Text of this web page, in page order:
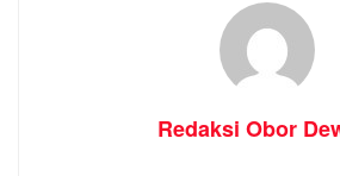
Redaksi Obor